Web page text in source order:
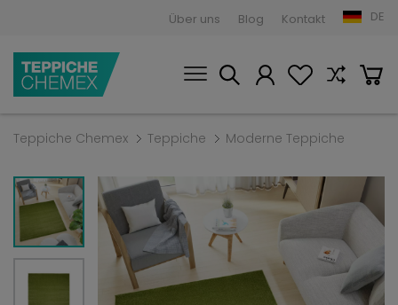
Über uns Blog Kontakt DE
Teppiche Chemex Teppiche Moderne Teppiche